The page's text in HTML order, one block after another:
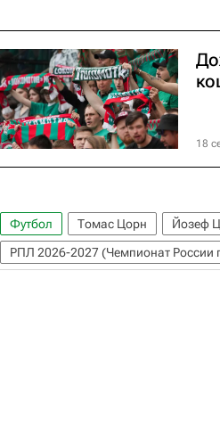
18
Футбол Томас Цорн Йозеф
РПЛ 2026-2027 (Чемпионат России